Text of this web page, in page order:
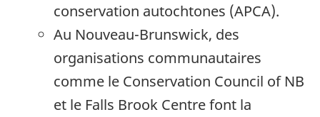
conservation autochtones (APCA).
Au Nouveau-Brunswick, des
organisations communautaires
comme le Conservation Council of NB
et le Falls Brook Centre font la